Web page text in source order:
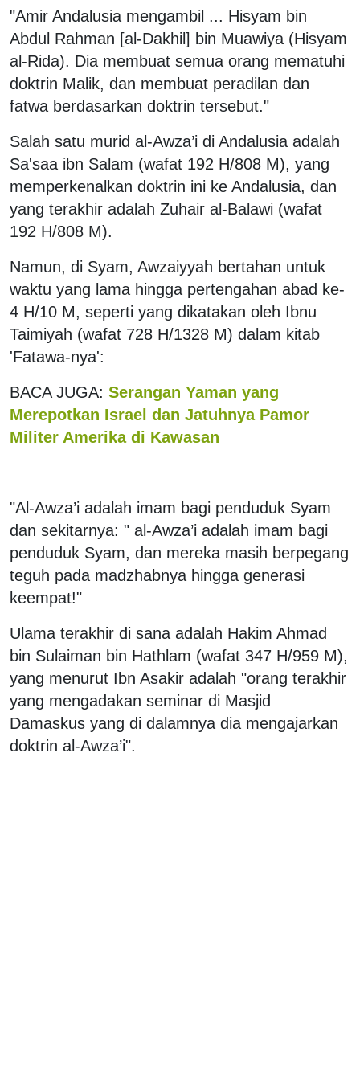
"Amir Andalusia mengambil ... Hisyam bin
Abdul Rahman [al-Dakhil] bin Muawiya (Hisyam
al-Rida). Dia membuat semua orang mematuhi
doktrin Malik, dan membuat peradilan dan
fatwa berdasarkan doktrin tersebut."
Salah satu murid al-Awza’i di Andalusia adalah
Sa'saa ibn Salam (wafat 192 H/808 M), yang
memperkenalkan doktrin ini ke Andalusia, dan
yang terakhir adalah Zuhair al-Balawi (wafat
192 H/808 M).
Namun, di Syam, Awzaiyyah bertahan untuk
waktu yang lama hingga pertengahan abad ke-
4 H/10 M, seperti yang dikatakan oleh Ibnu
Taimiyah (wafat 728 H/1328 M) dalam kitab
'Fatawa-nya':
BACA JUGA: Serangan Yaman yang
Merepotkan Israel dan Jatuhnya Pamor
Militer Amerika di Kawasan
"Al-Awza’i adalah imam bagi penduduk Syam
dan sekitarnya: " al-Awza’i adalah imam bagi
penduduk Syam, dan mereka masih berpegang
teguh pada madzhabnya hingga generasi
keempat!"
Ulama terakhir di sana adalah Hakim Ahmad
bin Sulaiman bin Hathlam (wafat 347 H/959 M),
yang menurut Ibn Asakir adalah "orang terakhir
yang mengadakan seminar di Masjid
Damaskus yang di dalamnya dia mengajarkan
doktrin al-Awza’i".